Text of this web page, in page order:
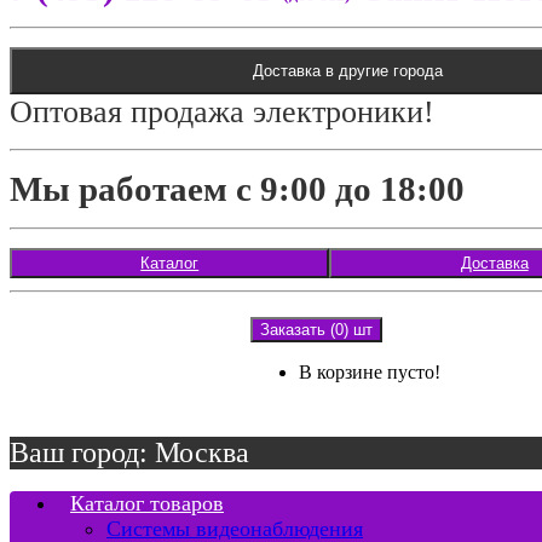
Доставка в другие города
Оптовая продажа электроники!
Мы работаем с 9:00 до 18:00
Каталог Доставка
Заказать (0) шт
В корзине пусто!
Ваш город: Москва
Каталог товаров
Системы видеонаблюдения